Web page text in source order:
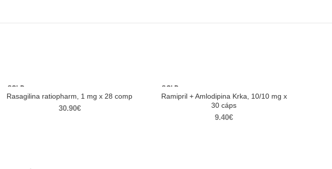
SOLD
OUT
Rasagilina ratiopharm, 1 mg x 28 comp
30.90€
SOLD
OUT
Ramipril + Amlodipina Krka, 10/10 mg x
30 cáps
9.40€